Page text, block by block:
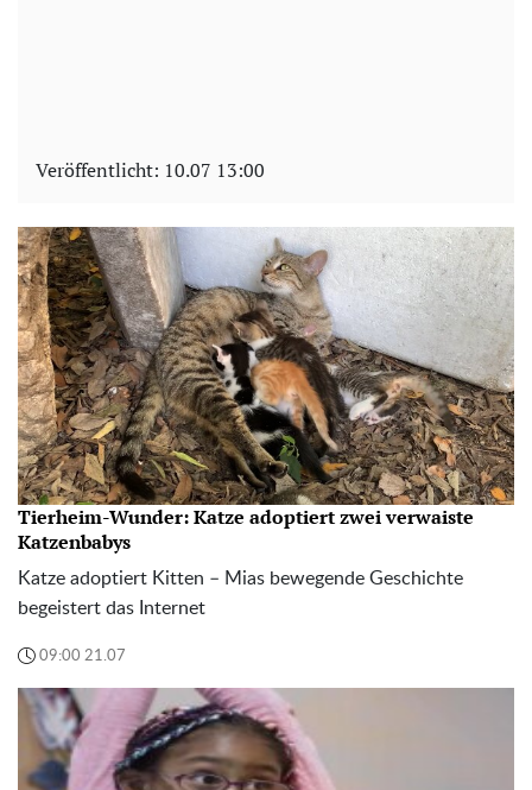
Veröffentlicht: 10.07 13:00
Tierheim-Wunder: Katze adoptiert zwei verwaiste
Katzenbabys
Katze adoptiert Kitten – Mias bewegende Geschichte
begeistert das Internet
09:00 21.07